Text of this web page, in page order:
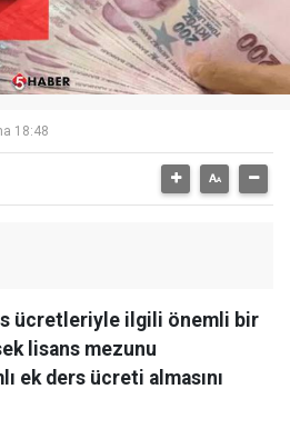
18:48
ücretleriyle ilgili önemli bir
lisans mezunu
ek ders ücreti almasını